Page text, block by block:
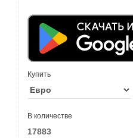
Купить
В количестве